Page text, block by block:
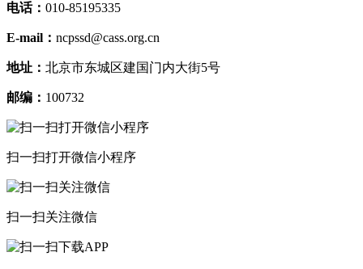
电话： 010-85195335
E-mail： ncpssd@cass.org.cn
地址： 北京市东城区建国门内大街5号
邮编： 100732
扫一扫打开微信小程序
扫一扫关注微信